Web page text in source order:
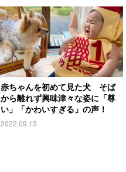
赤ちゃんを初めて見た犬 そば
から離れず興味津々な姿に「尊
い」「かわいすぎる」の声！
2022.09.13